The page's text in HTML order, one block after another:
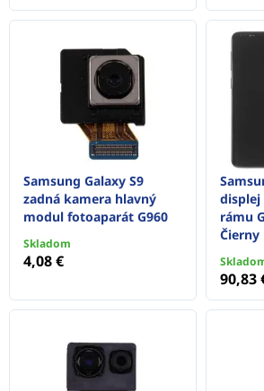
Samsung Galaxy S9
zadná kamera hlavný
modul fotoaparát G960
Skladom
4,08 €
displej
rámu
Čierny
90,83